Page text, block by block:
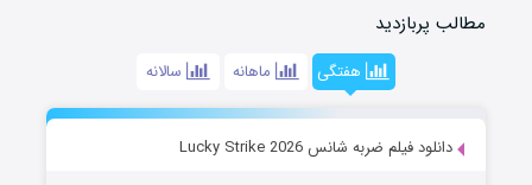
مطالب پربازدید
هفتگی ماهانه سالانه
دانلود فیلم ضربه شانس Lucky Strike 2026